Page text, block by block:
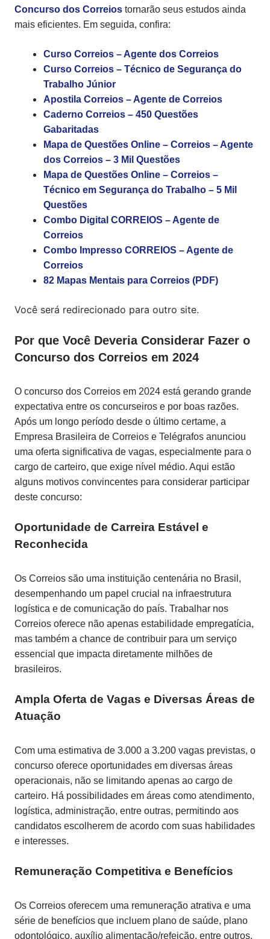
Concurso dos Correios tornarão seus estudos ainda
mais eficientes. Em seguida, confira:
Curso Correios – Agente dos Correios
Curso Correios – Técnico de Segurança do
Trabalho Júnior
Apostila Correios – Agente de Correios
Caderno Correios – 450 Questões
Gabaritadas
Mapa de Questões Online – Correios – Agente
dos Correios – 3 Mil Questões
Mapa de Questões Online – Correios –
Técnico em Segurança do Trabalho – 5 Mil
Questões
Combo Digital CORREIOS – Agente de
Correios
Combo Impresso CORREIOS – Agente de
Correios
82 Mapas Mentais para Correios (PDF)
Você será redirecionado para outro site.
Por que Você Deveria Considerar Fazer o
Concurso dos Correios em 2024
O concurso dos Correios em 2024 está gerando grande
expectativa entre os concurseiros e por boas razões.
Após um longo período desde o último certame, a
Empresa Brasileira de Correios e Telégrafos anunciou
uma oferta significativa de vagas, especialmente para o
cargo de carteiro, que exige nível médio. Aqui estão
alguns motivos convincentes para considerar participar
deste concurso:
Oportunidade de Carreira Estável e
Reconhecida
Os Correios são uma instituição centenária no Brasil,
desempenhando um papel crucial na infraestrutura
logística e de comunicação do país. Trabalhar nos
Correios oferece não apenas estabilidade empregatícia,
mas também a chance de contribuir para um serviço
essencial que impacta diretamente milhões de
brasileiros.
Ampla Oferta de Vagas e Diversas Áreas de
Atuação
Com uma estimativa de 3.000 a 3.200 vagas previstas, o
concurso oferece oportunidades em diversas áreas
operacionais, não se limitando apenas ao cargo de
carteiro. Há possibilidades em áreas como atendimento,
logística, administração, entre outras, permitindo aos
candidatos escolherem de acordo com suas habilidades
e interesses.
Remuneração Competitiva e Benefícios
Os Correios oferecem uma remuneração atrativa e uma
série de benefícios que incluem plano de saúde, plano
odontológico, auxílio alimentação/refeição, entre outros.